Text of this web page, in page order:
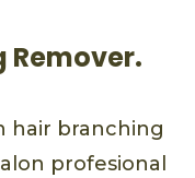
Remover.
hair branching
profesional